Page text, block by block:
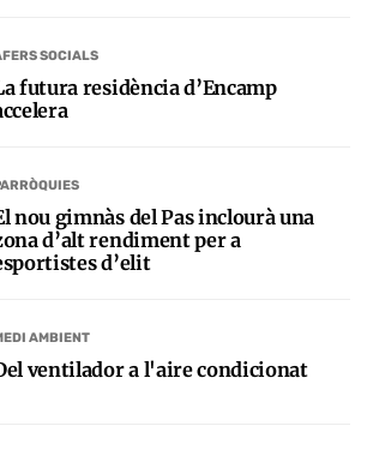
SOCIALS
futura residència d’Encamp
nou gimnàs del Pas inclourà una
d’alt rendiment per a
d’elit
AMBIENT
ventilador a l'aire condicionat